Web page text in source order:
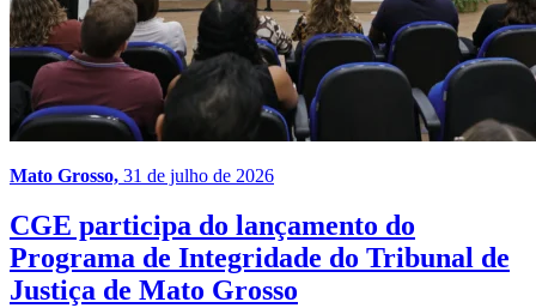
Mato Grosso, 31 de julho de 2026
CGE participa do lançamento do
Programa de Integridade do Tribunal de
Justiça de Mato Grosso